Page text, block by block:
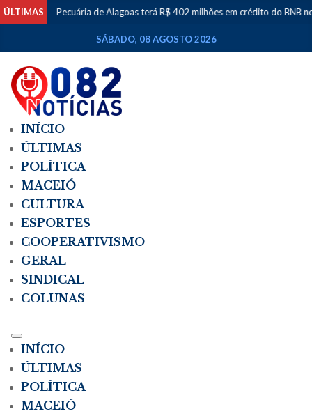
ÚLTIMAS Pecuária de Alagoas terá R$ 402 milhões em crédito do BNB no
SÁBADO, 08 AGOSTO 2026
INÍCIO
ÚLTIMAS
POLÍTICA
MACEIÓ
CULTURA
ESPORTES
COOPERATIVISMO
GERAL
SINDICAL
COLUNAS
INÍCIO
ÚLTIMAS
POLÍTICA
MACEIÓ